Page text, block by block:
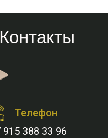
Контакты
Телефон
915 388 33 96